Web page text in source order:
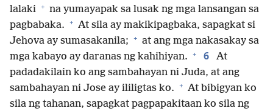
lalaki + na yumayapak sa lusak ng mga lansangan sa
pagbabaka. + At sila ay makikipagbaka, sapagkat si
Jehova ay sumasakanila; + at ang mga nakasakay sa
mga kabayo ay daranas ng kahihiyan. + 6
At
padadakilain ko ang sambahayan ni Juda, at ang
sambahayan ni Jose ay ililigtas ko. + At bibigyan ko
sila ng tahanan, sapagkat pagpapakitaan ko sila ng